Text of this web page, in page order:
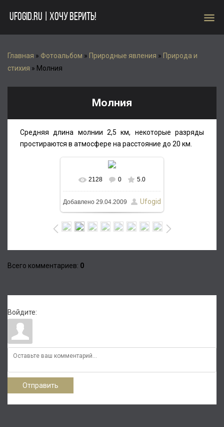
UFOGID.RU | ХОЧУ ВЕРИТЬ! menu
Главная » Фотоальбом » Природные явления » Природа и
стихия » Молния
Молния
Средняя длина молнии 2,5 км, некоторые разряды
простираются в атмосфере на расстояние до 20 км.
2128 0 5.0
Добавлено 29.04.2009 Ufogid
Всего комментариев: 0
Войдите:
Отправить